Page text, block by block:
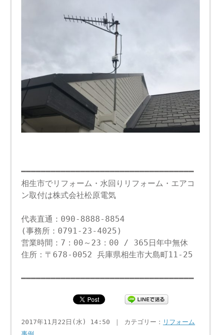
━━━━━━━━━━━━━━━━━━━━━━━━━━━━━━━━━━━
相生市でリフォーム・水回りリフォーム・エアコ
ン取付は株式会社松原電気
代表直通：090-8888-8854
(事務所：0791-23-4025)
営業時間：7：00～23：00 / 365日年中無休
住所：〒678-0052 兵庫県相生市大島町11-25
━━━━━━━━━━━━━━━━━━━━━━━━━━━━━━━━━━━
2017年11月22日(水) 14:50 ｜ カテゴリー： リフォーム